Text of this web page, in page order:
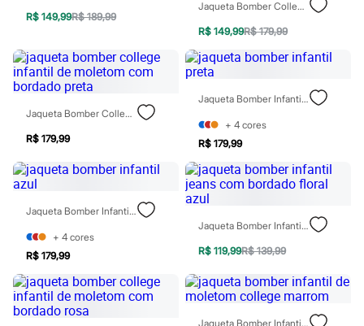
Minecraft
Patrulha Canina
Sonic
Stitch
Beleza
Kits
Perfumes árabes
Novidades
Condicionador
Escovas e Pentes
Finalizadores
Shampoo
Cuidados com o corpo
Hidratante
Tratamento
Cuidados com o rosto
Esfoliante
R$ 149,99R$ 189,99
Jaqueta Bomber College Infantil De Moletom Com Bordado Minecraft Verde
R$ 149,99R$ 179,99
Jaqueta Bomber College Infantil De Moletom Com Bordado Preta
R$ 179,99
Jaqueta Bomber Infantil Preta
+ 4 cores
R$ 179,99
Jaqueta Bomber Infantil Azul
+ 4 cores
R$ 179,99
Jaqueta Bomber Infantil Jeans Com Bordado Floral Azul
R$ 119,99R$ 139,99
Jaqueta Bomber Infantil De Moletom College Marrom